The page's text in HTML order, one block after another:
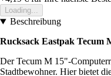
Loading...
Beschreibung
Rucksack Eastpak Tecum
Der Tecum M 15"-
Stadtbewohner. Hier bietet